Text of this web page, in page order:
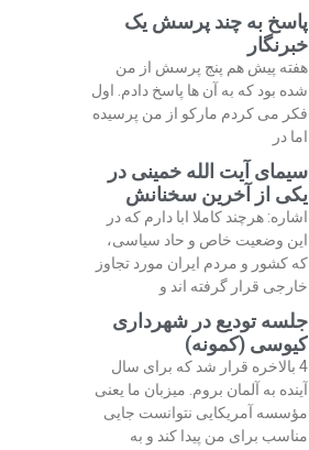
پاسخ به چند پرسش یک
خبرنگار
هفته پیش هم پنج پرسش از من
شده بود که به آن ها پاسخ دادم. اول
فکر می کردم مارکو از من پرسیده
اما در
سیمای آیت الله خمینی در
یکی از آخرین سخنانش
اشاره: هرچند کاملا ابا دارم که در
این وضعیت خاص و حاد سیاسی،
که کشور و مردم ایران مورد تجاوز
خارجی قرار گرفته اند و
جلسه تودیع در شهرداری
کیوسی (کمونه)
4 بالاخره قرار شد که برای سال
آینده به آلمان بروم. میزبان ما یعنی
مؤسسه آمریکایی نتوانست جایی
مناسب برای من پیدا کند و به